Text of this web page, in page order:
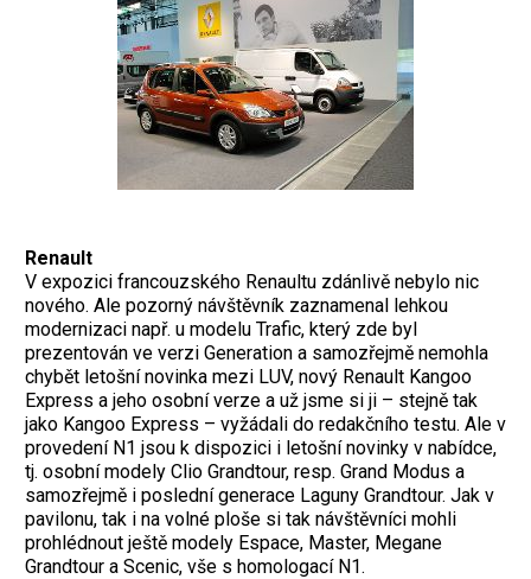
Renault
V expozici francouzského Renaultu zdánlivě nebylo nic
nového. Ale pozorný návštěvník zaznamenal lehkou
modernizaci např. u modelu Trafic, který zde byl
prezentován ve verzi Generation a samozřejmě nemohla
chybět letošní novinka mezi LUV, nový Renault Kangoo
Express a jeho osobní verze a už jsme si ji – stejně tak
jako Kangoo Express – vyžádali do redakčního testu. Ale v
provedení N1 jsou k dispozici i letošní novinky v nabídce,
tj. osobní modely Clio Grandtour, resp. Grand Modus a
samozřejmě i poslední generace Laguny Grandtour. Jak v
pavilonu, tak i na volné ploše si tak návštěvníci mohli
prohlédnout ještě modely Espace, Master, Megane
Grandtour a Scenic, vše s homologací N1.